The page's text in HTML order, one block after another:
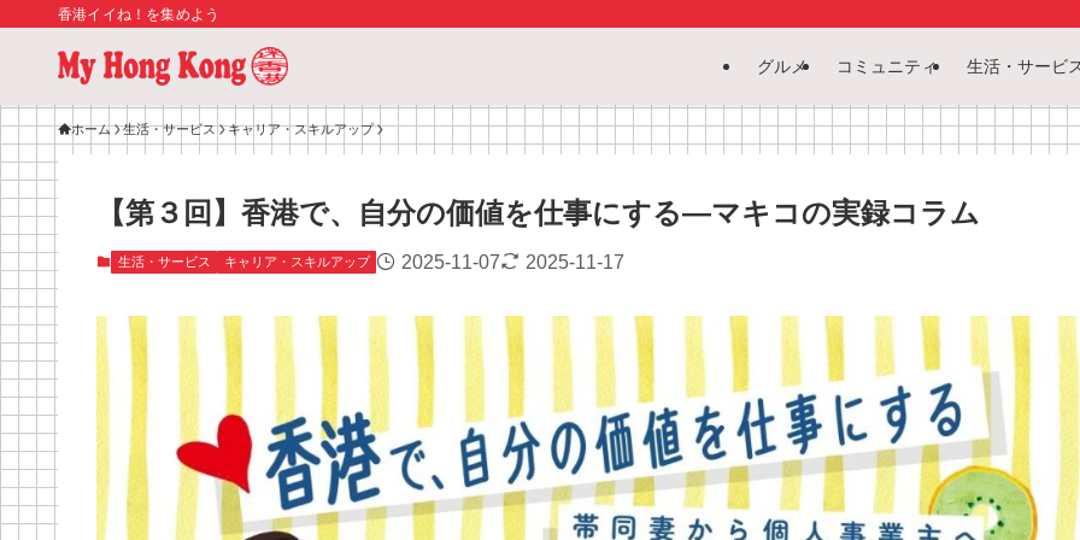
香港イイね！を集めよう
グルメ コミュニティ 生活・サービ
ホーム 生活・サービス キャリア・スキルアップ
【第３回】香港で、自分の価値を仕事にする—マキコの実録コラム
生活・サービス キャリア・スキルアップ 2025-11-07 2025-11-17